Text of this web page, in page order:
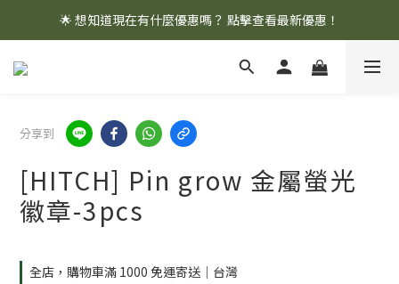
🌟 想知道現在有什麼優惠嗎？ 點擊查看最新優惠！
🌟 想知道現在有什麼優惠嗎？ 點擊查看最新優惠！
全館消費滿 $1,000 即享免運優惠
分享到
[HITCH] Pin grow 金屬螢光
徽章-3pcs
全店，購物車滿 1000 免運寄送｜台灣